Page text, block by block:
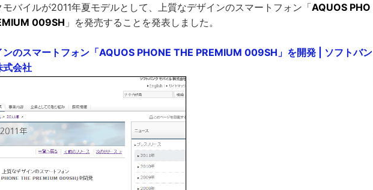
モバイルが2011年夏モデルとして、上質なデザインのスマートフォン「AQUOS PHO
009SH 」を発売することを発表しました。
ンのスマートフォン「AQUOS PHONE THE PREMIUM 009SH」を開発 | ソフトバン
式会社